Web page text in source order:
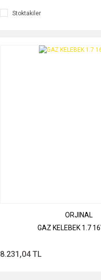
Stoktakiler
ORJINAL
GAZ KELEBEK 1.7
8.231,04 TL